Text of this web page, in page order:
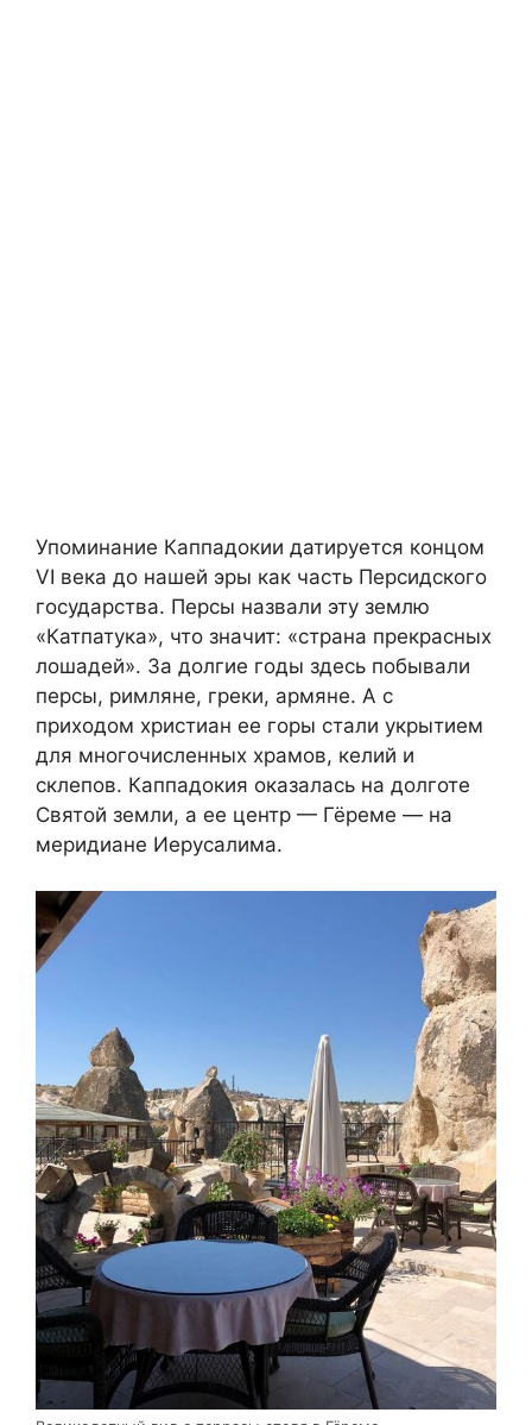
Упоминание Каппадокии датируется концом
VI века до нашей эры как часть Персидского
государства. Персы назвали эту землю
«Катпатука», что значит: «страна прекрасных
лошадей». За долгие годы здесь побывали
персы, римляне, греки, армяне. А с
приходом христиан ее горы стали укрытием
для многочисленных храмов, келий и
склепов. Каппадокия оказалась на долготе
Святой земли, а ее центр — Гёреме — на
меридиане Иерусалима.